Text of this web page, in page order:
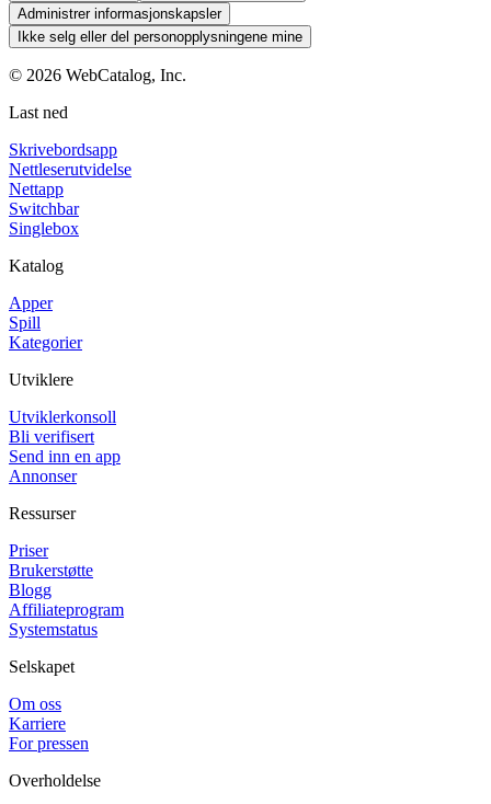
Administrer informasjonskapsler
Ikke selg eller del personopplysningene mine
© 2026 WebCatalog, Inc.
Last ned
Skrivebordsapp
Nettleserutvidelse
Nettapp
Switchbar
Singlebox
Katalog
Apper
Spill
Kategorier
Utviklere
Utviklerkonsoll
Bli verifisert
Send inn en app
Annonser
Ressurser
Priser
Brukerstøtte
Blogg
Affiliateprogram
Systemstatus
Selskapet
Om oss
Karriere
For pressen
Overholdelse